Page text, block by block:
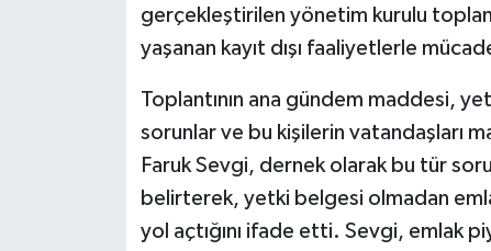
gerçekleştirilen yönetim kurulu
yaşanan kayıt dışı faaliyetlerle
Toplantının ana gündem maddesi,
sorunlar ve bu kişilerin vatandaşları
Faruk Sevgi, dernek olarak bu tür
belirterek, yetki belgesi olmadan
yol açtığını ifade etti. Sevgi, emlak